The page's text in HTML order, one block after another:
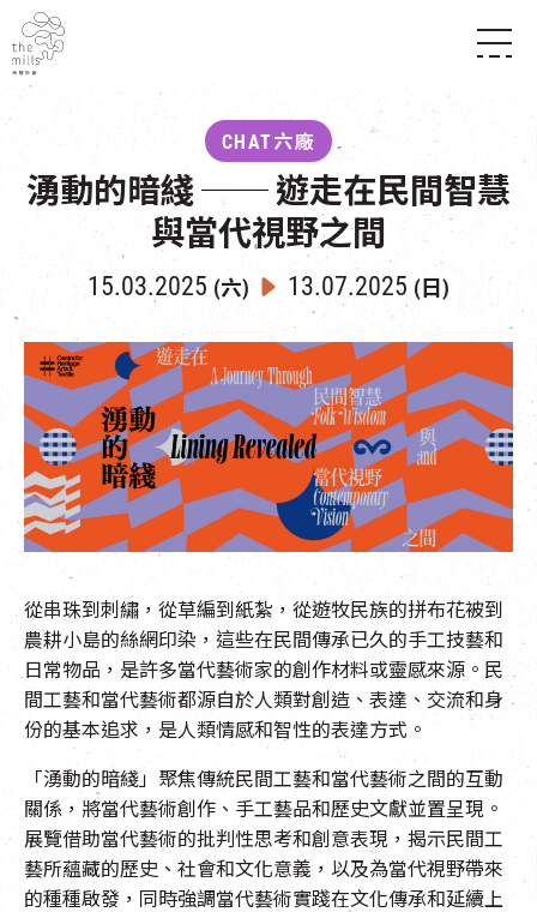
媒體中心
南豐店堂
商店
活動場地
所有活動
世界之約
導賞團
體驗走進南豐紗廠
CHAT六廠
南豐作坊
其他體驗
到訪我們
開放時間及位置
穿梭巴士服務
停車場
NF TOUCH
EN|簡
CHAT六廠
湧動的暗綫 ── 遊走在民間智慧
與當代視野之間
15.03.2025 (六) 13.07.2025 (日)
從串珠到刺繡，從草編到紙紮，從遊牧民族的拼布花被到
農耕小島的絲網印染，這些在民間傳承已久的手工技藝和
日常物品，是許多當代藝術家的創作材料或靈感來源。民
間工藝和當代藝術都源自於人類對創造、表達、交流和身
份的基本追求，是人類情感和智性的表達方式。
「湧動的暗綫」聚焦傳統民間工藝和當代藝術之間的互動
關係，將當代藝術創作、手工藝品和歷史文獻並置呈現。
展覽借助當代藝術的批判性思考和創意表現，揭示民間工
藝所蘊藏的歷史、社會和文化意義，以及為當代視野帶來
的種種啟發，同時強調當代藝術實踐在文化傳承和延續上